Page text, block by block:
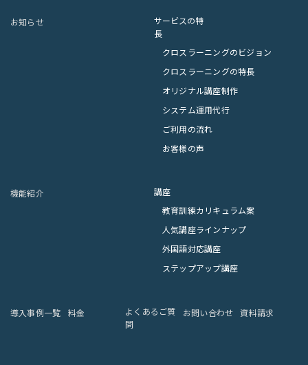
お知らせ
サービスの特
長
クロスラーニングのビジョン
クロスラーニングの特長
オリジナル講座制作
システム運⽤代⾏
ご利⽤の流れ
お客様の声
機能紹介
講座
教育訓練カリキュラム案
人気講座ラインナップ
外国語対応講座
ステップアップ講座
導⼊事例⼀覧 料⾦
よくあるご質
問
お問い合わせ 資料請求